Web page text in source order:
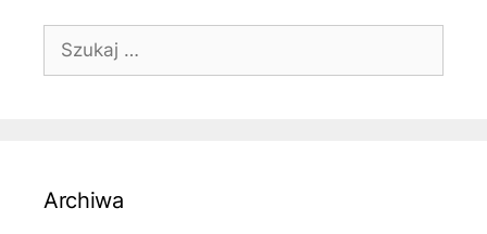
Szukaj:
Archiwa